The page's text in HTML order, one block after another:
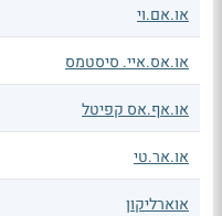
או.אם.וי
או.אס.איי. סיסטמס
או.אף.אס קפיטל
או.אר.טי
אוארליקון